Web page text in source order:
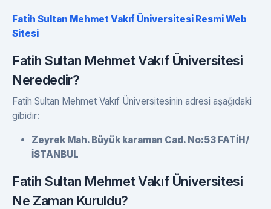
Fatih Sultan Mehmet Vakıf Üniversitesi Resmi Web
Sitesi
Fatih Sultan Mehmet Vakıf Üniversitesi
Nerededir?
Fatih Sultan Mehmet Vakıf Üniversitesinin adresi aşağıdaki
gibidir:
Zeyrek Mah. Büyük karaman Cad. No:53 FATİH/
İSTANBUL
Fatih Sultan Mehmet Vakıf Üniversitesi
Ne Zaman Kuruldu?